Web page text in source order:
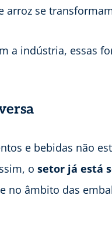
arroz se
a indústria, essas
e bebidas não
o setor já está
no âmbito das